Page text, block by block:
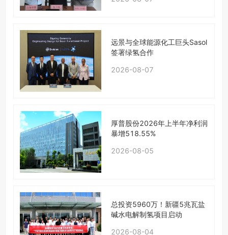
远景与全球能源化工巨头Sasol
签署绿氢合作
2026-08-07
厚普股份2026年上半年净利润
暴增518.55%
2026-08-05
总投资5960万！新疆5兆瓦盐
碱水电解制氢项目启动
2026-08-04